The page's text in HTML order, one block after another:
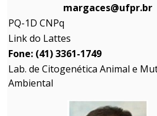
margaces@ufpr.br
PQ-1D CNPq
Link do Lattes
Fone: (41) 3361-1749
Lab. de Citogenética Animal e
Ambiental